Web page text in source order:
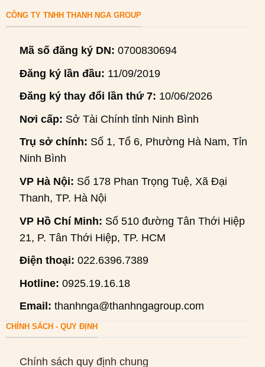
CÔNG TY TNHH THANH NGA GROUP
Mã số đăng ký DN: 0700830694
Đăng ký lần đầu: 11/09/2019
Đăng ký thay đổi lần thứ 7: 10/06/2026
Nơi cấp: Sở Tài Chính tỉnh Ninh Bình
Trụ sở chính: Số 1, Tổ 6, Phường Hà Nam, Tỉnh
Ninh Bình
VP Hà Nội: Số 178 Phan Trọng Tuệ, Xã Đại
Thanh, TP. Hà Nội
VP Hồ Chí Minh: Số 510 đường Tân Thới Hiệp
21, P. Tân Thới Hiệp, TP. HCM
Điện thoại: 022.6396.7389
Hotline: 0925.19.16.18
Email: thanhnga@thanhngagroup.com
CHÍNH SÁCH - QUY ĐỊNH
Chính sách quy định chung